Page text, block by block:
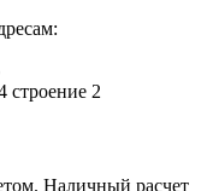
строение 2
Наличный расчет